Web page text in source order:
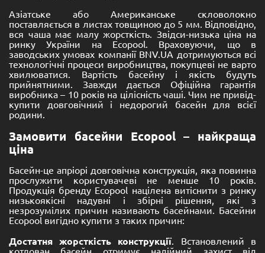
Азіатське або Американське скловолокно
поставляється в листах товщиною до 5 мм. Відповідно,
вся чаша має малу жорсткість. Звідси-низька ціна на
ринку України на Ecopool. Враховуючи, що в
заводських умовах компанії BNV.UA дотримуються всі
технологічні процеси виробництва, покупцеві не варто
хвилюватися. Вартість басейну і якість будуть
прийнятними. Завжди дається Офіційна гарантія
виробника – 10 років на цілісність чаші. Чим не привід-
купити довговічний і недорогий басейн для всієї
родини.
Замовити басейни Ecopool – найкраща
ціна
Басейн-це апріорі довговічна конструкція, яка повинна
прослужити користувачеві не менше 10 років.
Продукція бренду Ecopool націлена витіснити з ринку
низькоякісні надувні і збірні рішення, які з
незрозумілих причин називають басейнами. Басейни
Ecopool вигідно купити з таких причин:
Достатня жорсткість конструкції . Встановлений в
котлован басейн отримує надійний захист від